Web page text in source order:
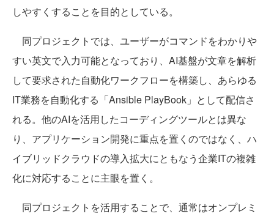
しやすくすることを目的としている。
同プロジェクトでは、ユーザーがコマンドをわかりや
すい英文で入力可能となっており、AI基盤が文章を解析
して要求された自動化ワークフローを構築し、あらゆる
IT業務を自動化する「Ansible PlayBook」として配信さ
れる。他のAIを活用したコーディングツールとは異な
り、アプリケーション開発に重点を置くのではなく、ハ
イブリッドクラウドの導入拡大にともなう企業ITの複雑
化に対応することに主眼を置く。
同プロジェクトを活用することで、通常はオンプレミ